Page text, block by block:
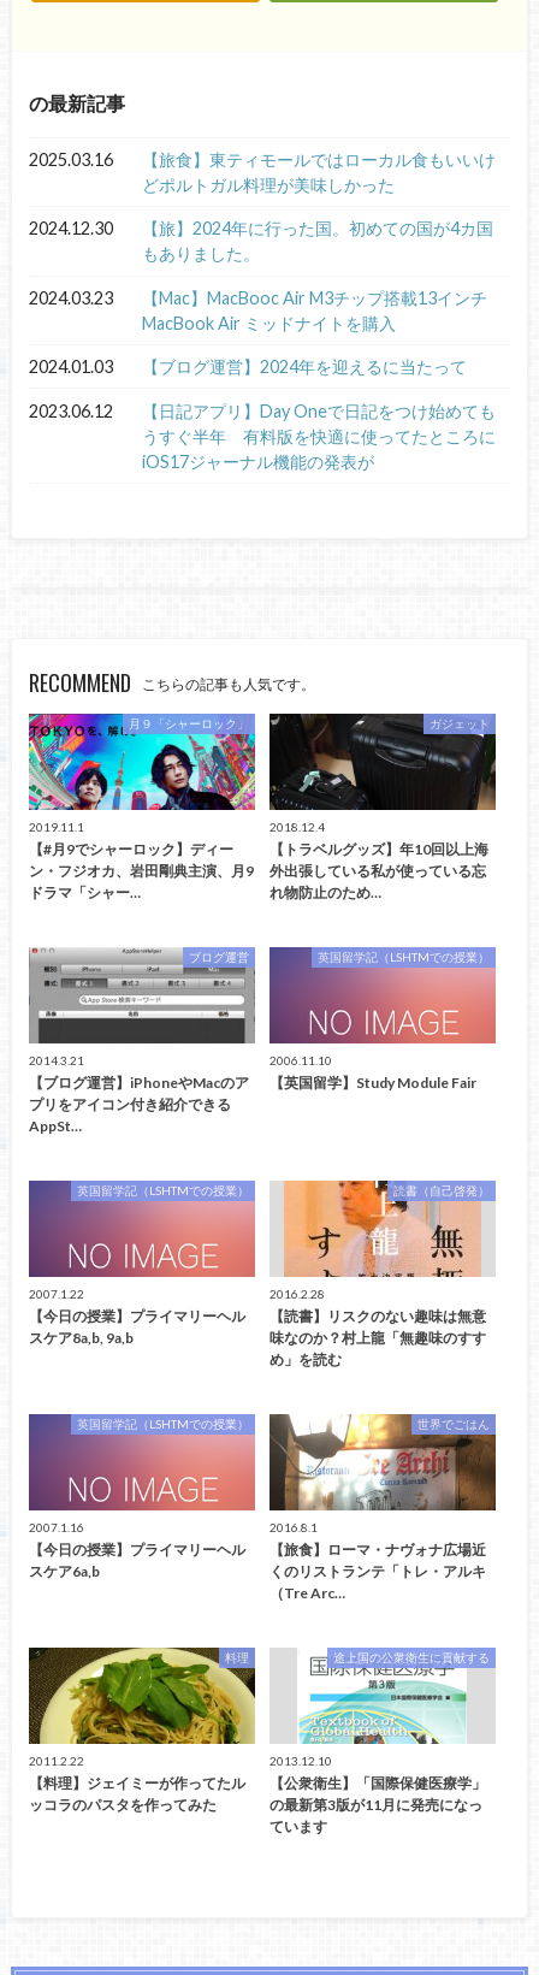
の最新記事
2025.03.16
【旅食】東ティモールではローカル食もいいけ
どポルトガル料理が美味しかった
2024.12.30
【旅】2024年に行った国。初めての国が4カ国
もありました。
2024.03.23
【Mac】MacBooc Air M3チップ搭載13インチ
MacBook Air ミッドナイトを購入
2024.01.03 【ブログ運営】2024年を迎えるに当たって
2023.06.12
【日記アプリ】Day Oneで日記をつけ始めても
うすぐ半年 有料版を快適に使ってたところに
iOS17ジャーナル機能の発表が
RECOMMEND こちらの記事も人気です。
月９「シャーロック」
2019.11.1
【#月9でシャーロック】ディー
ン・フジオカ、岩田剛典主演、月9
ドラマ「シャー…
ガジェット
2018.12.4
【トラベルグッズ】年10回以上海
外出張している私が使っている忘
れ物防止のため…
ブログ運営
2014.3.21
【ブログ運営】iPhoneやMacのア
プリをアイコン付き紹介できる
AppSt…
英国留学記（LSHTMでの授業）
2006.11.10
【英国留学】Study Module Fair
英国留学記（LSHTMでの授業）
2007.1.22
【今日の授業】プライマリーヘル
スケア8a,b, 9a,b
読書（自己啓発）
2016.2.28
【読書】リスクのない趣味は無意
味なのか？村上龍「無趣味のすす
め」を読む
英国留学記（LSHTMでの授業）
2007.1.16
【今日の授業】プライマリーヘル
スケア6a,b
世界でごはん
2016.8.1
【旅食】ローマ・ナヴォナ広場近
くのリストランテ「トレ・アルキ
（Tre Arc…
料理
2011.2.22
【料理】ジェイミーが作ってたル
ッコラのパスタを作ってみた
途上国の公衆衛生に貢献する
2013.12.10
【公衆衛生】「国際保健医療学」
の最新第3版が11月に発売になっ
ています